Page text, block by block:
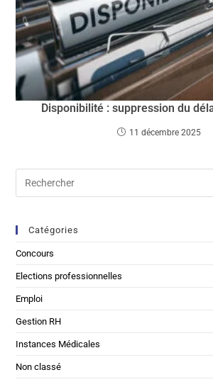
Disponibilité : suppression du
11 décembre 2025
Catégories
Concours
Elections professionnelles
Emploi
Gestion RH
Instances Médicales
Non classé